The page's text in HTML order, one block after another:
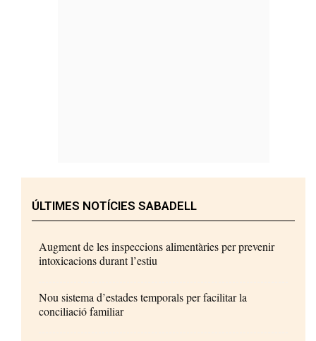
ÚLTIMES NOTÍCIES SABADELL
Augment de les inspeccions alimentàries per prevenir
intoxicacions durant l’estiu
Nou sistema d’estades temporals per facilitar la
conciliació familiar